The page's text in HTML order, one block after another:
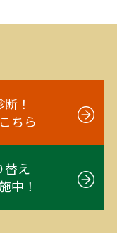
！
ちら
替え
中！